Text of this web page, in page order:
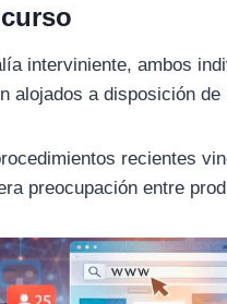
interviniente, ambos
alojados a disposición
recientes
preocupación entre